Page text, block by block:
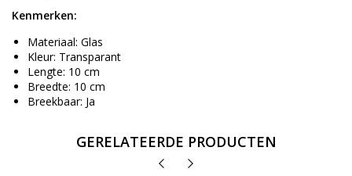
Kenmerken:
Materiaal: Glas
Kleur: Transparant
Lengte: 10 cm
Breedte: 10 cm
Breekbaar: Ja
GERELATEERDE PRODUCTEN